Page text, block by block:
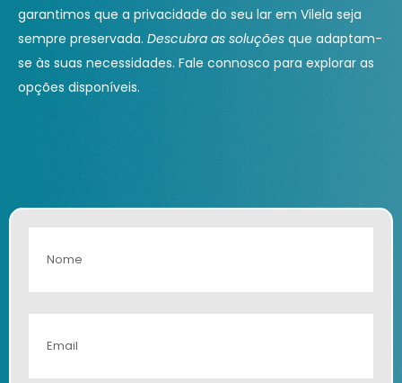
garantimos que a privacidade do seu lar em Vilela seja
sempre preservada. Descubra as soluções que adaptam-
se às suas necessidades. Fale connosco para explorar as
opções disponíveis.